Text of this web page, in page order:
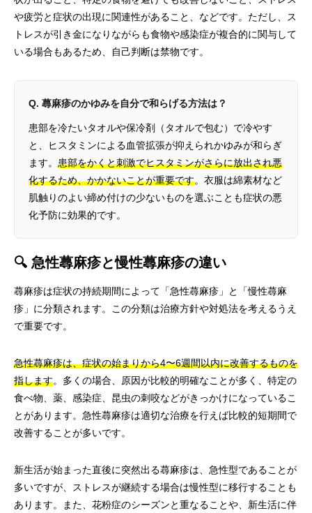
や疲労と症状の出現に関連性があること、などです。ただし、ス
トレスが引き金になりながらも食物や感染症が複合的に関与して
いる場合もあるため、自己判断は禁物です。
Q. 蕁麻疹のかゆみを自分で和らげる方法は？
患部を冷たいタオルや保冷剤（タオルで包む）で冷やす
と、ヒスタミンによる血管拡張が抑えられかゆみが和らぎ
ます。 患部をかくと刺激でヒスタミンがさらに放出され悪
化するため、かかないことが重要です。衣服は綿素材など
肌触りのよい締め付けの少ないものを選ぶことも症状の悪
化予防に効果的です。
🔍 急性蕁麻疹と慢性蕁麻疹の違い
蕁麻疹は症状の持続期間によって「急性蕁麻疹」と「慢性蕁麻
疹」に分類されます。この分類は治療方針や対処法を考えるうえ
で重要です。
急性蕁麻疹は、症状の始まりから4〜6週間以内に改善するものを
指します。多くの場合、原因が比較的明確なことが多く、特定の
食べ物、薬、感染症、昆虫の刺咬などがきっかけになっているこ
とがあります。急性蕁麻疹は適切な治療を行えば比較的短期間で
改善することが多いです。
新生活が始まった直後に突然出る蕁麻疹は、急性型であることが
多いですが、ストレスが継続する場合は慢性型に移行することも
あります。また、花粉症のシーズンと重なることや、新生活に伴